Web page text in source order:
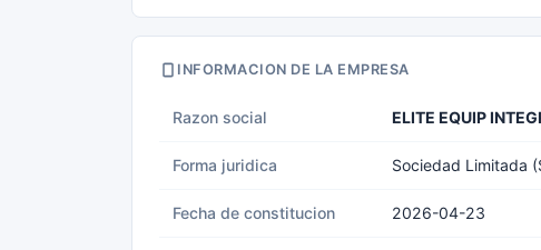
INFORMACION DE LA EMPRESA
Razon social ELITE EQUIP
Forma juridica Sociedad Limitada
Fecha de constitucion 2026-04-23